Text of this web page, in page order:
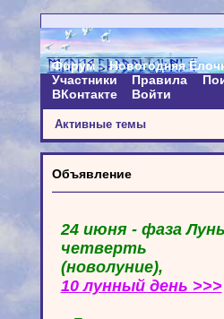
Форум
Новогодняя
Участники
Правила
ВКонтакте
Войти
Активные темы
Объявление
24 июня - фаза
четверть
(новолуние),
10 лунный день >>>